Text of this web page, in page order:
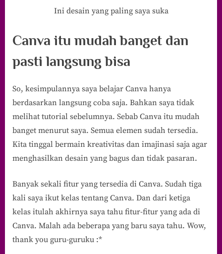
Ini desain yang paling saya suka
Canva itu mudah banget dan
pasti langsung bisa
So, kesimpulannya saya belajar Canva hanya
berdasarkan langsung coba saja. Bahkan saya tidak
melihat tutorial sebelumnya. Sebab Canva itu mudah
banget menurut saya. Semua elemen sudah tersedia.
Kita tinggal bermain kreativitas dan imajinasi saja agar
menghasilkan desain yang bagus dan tidak pasaran.
Banyak sekali fitur yang tersedia di Canva. Sudah tiga
kali saya ikut kelas tentang Canva. Dan dari ketiga
kelas itulah akhirnya saya tahu fitur-fitur yang ada di
Canva. Malah ada beberapa yang baru saya tahu. Wow,
thank you guru-guruku :*